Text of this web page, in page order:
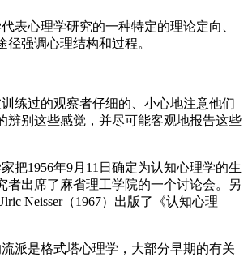
心理学研究的一种特定的理论定向、
径强调心理结构和过程。
过的观察者仔细的、小心地注意他们
辨别这些感觉，并尽可能客观地报告这些
1956年9月11日确定为认知心理学的生
者出席了麻省理工学院的一个讨论会。另
Neisser（1967）出版了《认知心理
是格式塔心理学，大部分早期的有关